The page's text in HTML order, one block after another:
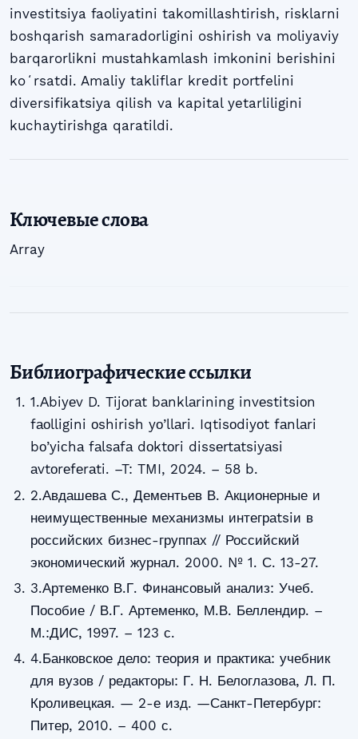
investitsiya faoliyatini takomillashtirish, risklarni
boshqarish samaradorligini oshirish va moliyaviy
barqarorlikni mustahkamlash imkonini berishini
koʻrsatdi. Amaliy takliflar kredit portfelini
diversifikatsiya qilish va kapital yetarliligini
kuchaytirishga qaratildi.
Ключевые слова
Array
Библиографические ссылки
1.Аbiyеv D. Tijоrаt bаnklаrining invеstitsiоn
fаоlligini оshirish yо’llаri. Iqtisоdiyоt fаnlаri
bо’yiсhа fаlsаfа dоktоri dissеrtаtsiyаsi
аvtоrеfеrаti. –T: TMI, 2024. – 58 b.
2.Авдашева С., Дементьев В. Акционерные и
неимущественные механизмы интеграtsiи в
российских бизнес-группах // Российский
экономический журнал. 2000. № 1. С. 13-27.
3.Артеменко В.Г. Финансовый анализ: Учеб.
Пособие / В.Г. Артеменко, М.В. Беллендир. –
М.:ДИС, 1997. – 123 с.
4.Банковское дело: теория и практика: учебник
для вузов / редакторы: Г. Н. Белоглазова, Л. П.
Кроливецкая. — 2-е изд. —Санкт-Петербург:
Питер, 2010. – 400 с.